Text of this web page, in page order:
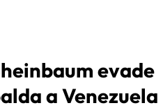
evade
a Venezuela